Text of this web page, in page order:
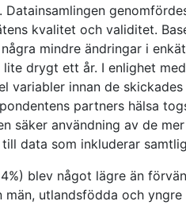
Datainsamlingen
kvalitet och validitet.
mindre ändringar i
lite drygt ett år. I enlighet
variabler innan de
partners hälsa
säker användning av de
data som inkluderar
blev något lägre än
män, utlandsfödda och